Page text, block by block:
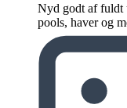
Nyd godt af fuldt
pools, haver og